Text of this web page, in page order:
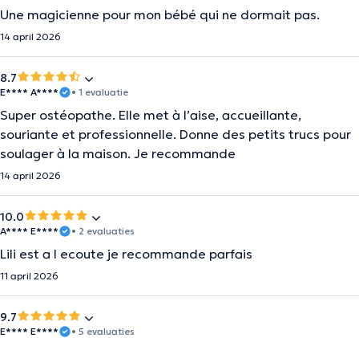
Une magicienne pour mon bébé qui ne dormait pas.
14 april 2026
8.7
E**** A**** • 1 evaluatie
Super ostéopathe. Elle met à l’aise, accueillante,
souriante et professionnelle. Donne des petits trucs pour
soulager à la maison. Je recommande
14 april 2026
10.0
A**** E**** • 2 evaluaties
Lili est a l ecoute je recommande parfais
11 april 2026
9.7
E**** E**** • 5 evaluaties